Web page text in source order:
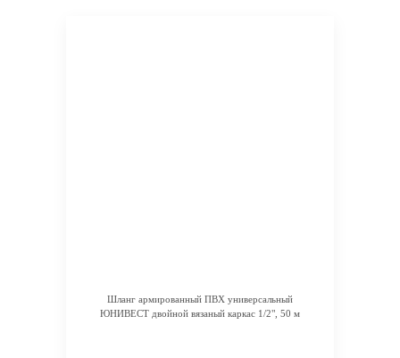
Шланг армированный ПВХ универсальный
ЮНИВЕСТ двойной вязаный каркас 1/2", 50 м